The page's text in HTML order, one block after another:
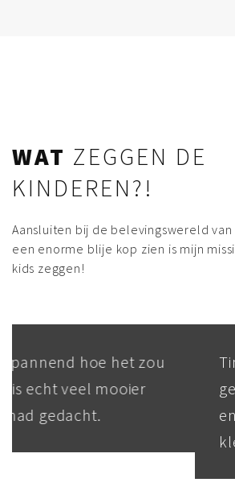
WAT ZEGGEN DE
KINDEREN?!
Aansluiten bij de belevingswereld
een enorme blije kop zien is mijn
kids zeggen!
Tim heeft een geweldige
gemaakt voor onze
enorm blij en ze mocht